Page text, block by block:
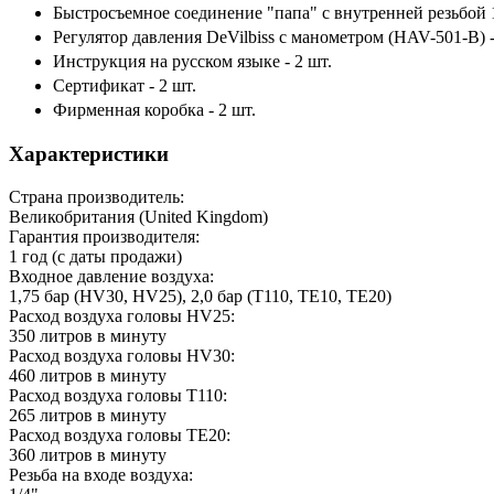
Быстросъемное соединение "папа" с внутренней
Регулятор давления DeVilbiss с манометром (HAV-501-B)
Инструкция на русском языке - 2 шт.
Сертификат - 2 шт.
Фирменная коробка - 2 шт.
Характеристики
Страна производитель:
Великобритания (United Kingdom)
Гарантия производителя:
1 год (с даты продажи)
Входное давление воздуха:
1,75 бар (HV30, HV25), 2,0 бар (T110, TE10, TE20)
Расход воздуха головы HV25:
350 литров в минуту
Расход воздуха головы HV30:
460 литров в минуту
Расход воздуха головы T110:
265 литров в минуту
Расход воздуха головы TE20:
360 литров в минуту
Резьба на входе воздуха: